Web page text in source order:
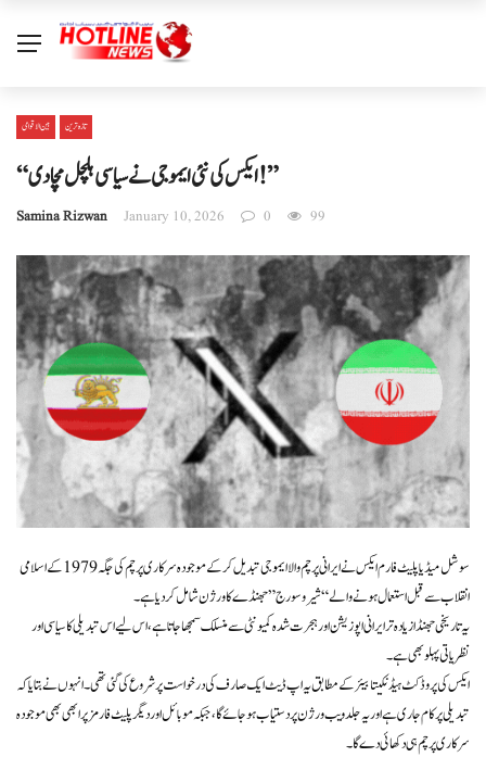
بین الا قوامی تازہ ترین
“ایکس کی نئی ایموجی نے سیاسی ہلچل مچا دی!”
Samina Rizwan January 10, 2026 0 99
سوشل میڈیا پلیٹ فارم ایکس نے ایرانی پرچم والا ایموجی تبدیل کر کے موجودہ سرکاری پرچم کی جگہ 1979 کے اسلامی
انقلاب سے قبل استعمال ہونے والے “شیر و سورج” جھنڈے کا ورژن شامل کر دیا ہے۔
یہ تاریخی جھنڈا زیادہ تر ایرانی اپوزیشن اور ہجرت شدہ کمیونٹی سے منسلک سمجھا جاتا ہے، اس لیے اس تبدیلی کا سیاسی اور
نظریاتی پہلو بھی ہے۔
ایکس کی پروڈکٹ ہیڈ نکیتا بیئر کے مطابق یہ اپ ڈیٹ ایک صارف کی درخواست پر شروع کی گئی تھی۔ انہوں نے بتایا کہ
تبدیلی پر کام جاری ہے اور یہ جلد ویب ورژن پر دستیاب ہو جائے گا، جبکہ موبائل اور دیگر پلیٹ فارمز پر ابھی بھی موجودہ
سرکاری پرچم ہی دکھائی دے گا۔